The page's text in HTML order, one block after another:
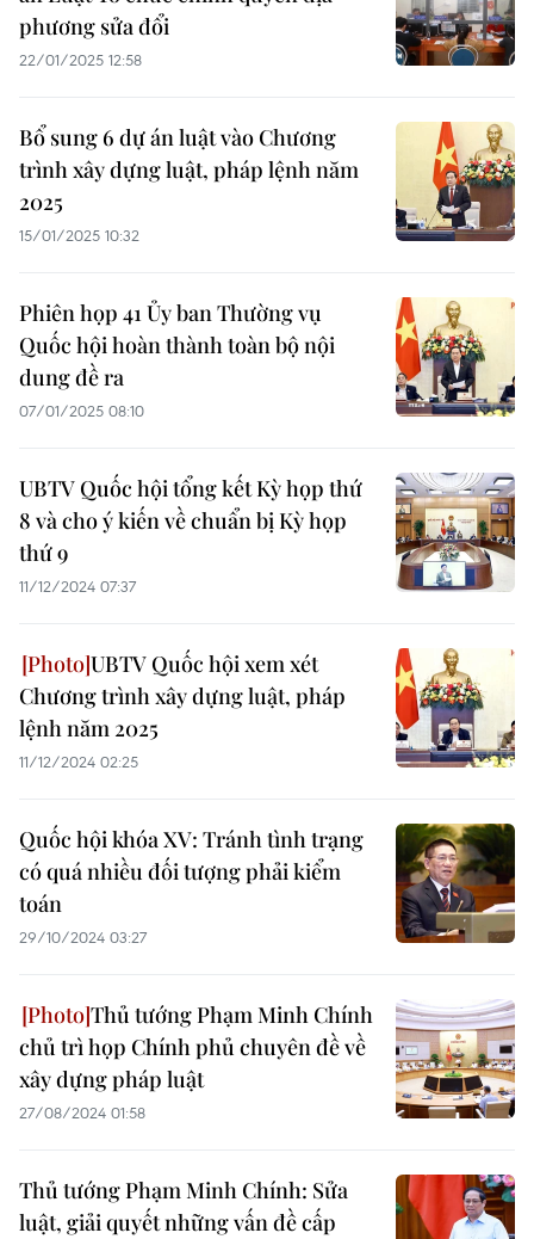
phương sửa đổi
22/01/2025 12:58
Bổ sung 6 dự án luật vào Chương
trình xây dựng luật, pháp lệnh năm
2025
15/01/2025 10:32
Phiên họp 41 Ủy ban Thường vụ
Quốc hội hoàn thành toàn bộ nội
dung đề ra
07/01/2025 08:10
UBTV Quốc hội tổng kết Kỳ họp thứ
8 và cho ý kiến về chuẩn bị Kỳ họp
thứ 9
11/12/2024 07:37
UBTV Quốc hội xem xét
Chương trình xây dựng luật, pháp
lệnh năm 2025
11/12/2024 02:25
Quốc hội khóa XV: Tránh tình trạng
có quá nhiều đối tượng phải kiểm
toán
29/10/2024 03:27
Thủ tướng Phạm Minh Chính
chủ trì họp Chính phủ chuyên đề về
xây dựng pháp luật
27/08/2024 01:58
Thủ tướng Phạm Minh Chính: Sửa
luật, giải quyết những vấn đề cấp